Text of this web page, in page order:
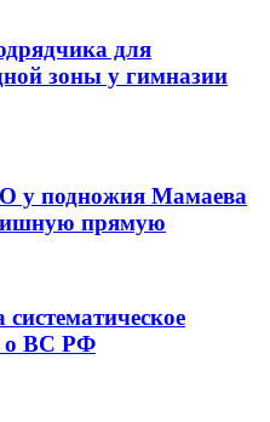
для
зоны у гимназии
у подножия Мамаева
прямую
о ВС РФ